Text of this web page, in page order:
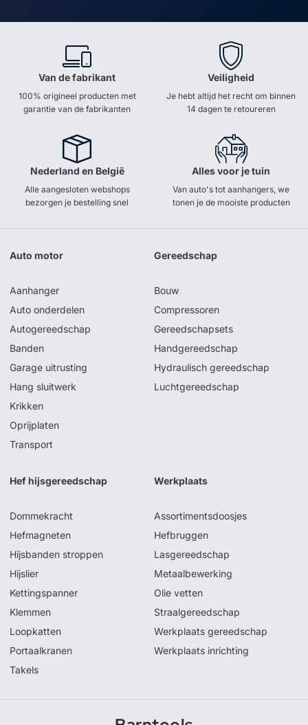
Van de fabrikant
100% origineel producten met
garantie van de fabrikanten
Veiligheid
Je hebt altijd het recht om binnen
14 dagen te retoureren
Nederland en België
Alle aangesloten webshops
bezorgen je bestelling snel
Alles voor je tuin
Van auto's tot aanhangers, we
tonen je de mooiste producten
Auto motor
Aanhanger
Auto onderdelen
Autogereedschap
Banden
Garage uitrusting
Hang sluitwerk
Krikken
Oprijplaten
Transport
Gereedschap
Bouw
Compressoren
Gereedschapsets
Handgereedschap
Hydraulisch gereedschap
Luchtgereedschap
Hef hijsgereedschap
Dommekracht
Hefmagneten
Hijsbanden stroppen
Hijslier
Kettingspanner
Klemmen
Loopkatten
Portaalkranen
Takels
Werkplaats
Assortimentsdoosjes
Hefbruggen
Lasgereedschap
Metaalbewerking
Olie vetten
Straalgereedschap
Werkplaats gereedschap
Werkplaats inrichting